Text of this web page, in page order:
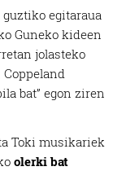
guztiko egitaraua
Guneko kideen
jolasteko
bat” egon ziren
Toki musikariek
olerki bat